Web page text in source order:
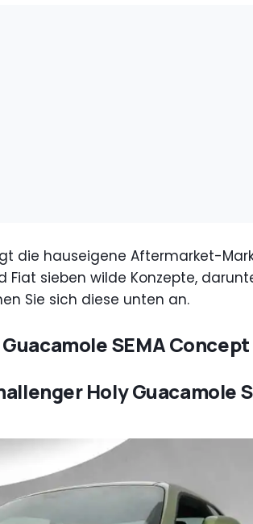
die hauseigene Aftermarket-
Fiat sieben wilde Konzepte,
Sie sich diese unten an.
SEMA Concept
Holy Guacamole